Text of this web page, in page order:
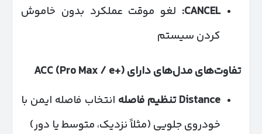
CANCEL: لغو موقت عملکرد بدون خاموش
کردن سیستم
تفاوت‌های مدل‌های دارای
Distance تنظیم فاصله انتخاب فاصله ایمن با
خودروی جلویی (مثلاً نزدیک، متوسط یا دور)